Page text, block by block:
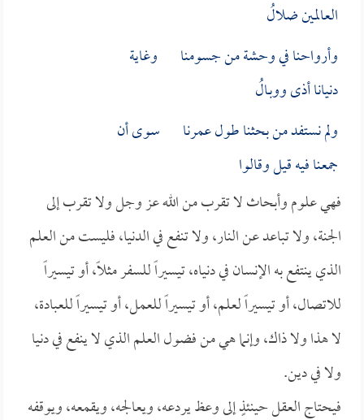
العالمين ضلالُ
وأرواحنا في وحشة من جسومنا وغاية
دنيانا أذى ووبـالُ
ولم نستفد من بحثنا طول عمرنا سوى أن
جمعنا فيه قيل وقالوا
فهي علوم وأبحاث لا تقرب من الله عز وجل ولا تقرب إلى
الجنة، ولا تباعد عن النار، ولا تنفع في الدنيا، فليست من العلم
الذي ينتفع به الإنسان في دنياه، تيسيراً للسفر مثلاً، أو تيسيراً
للاتصال، أو تيسيراً لعلم، أو تيسيراً للعمل، أو تيسيراً للعبادة،
لا هذا ولا ذاك، وإنما هي من فضول العلم الذي لا ينفع في دنيا
ولا في دين.
فيحتاج العقل حينئذٍ إلى وعظ يردعه، ويعالجه، ويقمعه، ويوقفه